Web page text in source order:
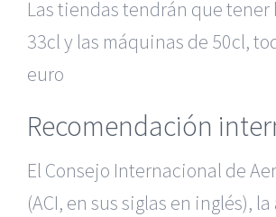
Las tiendas tendrán que tener
33cl y las máquinas de 50cl,
euro
Recomendación
El Consejo Internacional de
(ACI, en sus siglas en inglés),